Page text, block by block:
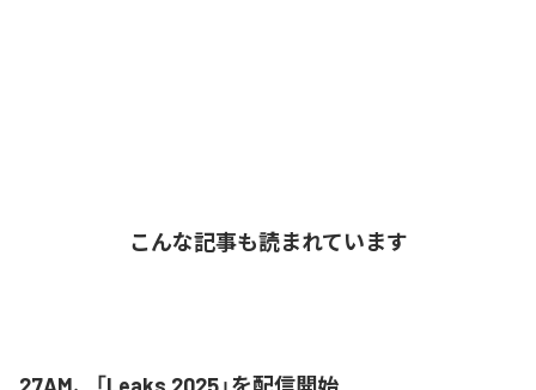
こんな記事も読まれています